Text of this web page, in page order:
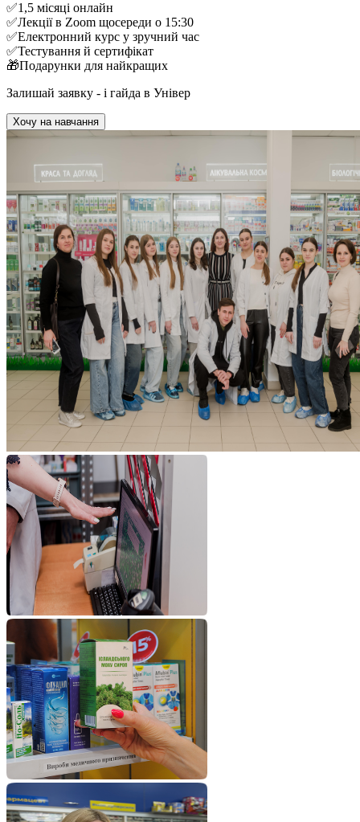
✅1,5 місяці онлайн
✅Лекції в Zoom щосереди о 15:30
✅Електронний курс у зручний час
✅Тестування й сертифікат
🎁Подарунки для найкращих
Залишай заявку - і гайда в Універ
Хочу на навчання